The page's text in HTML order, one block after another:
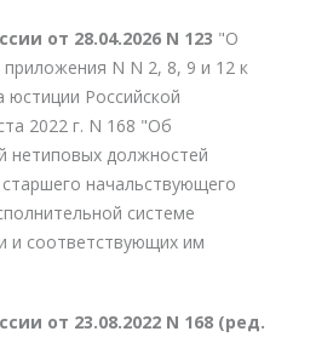
от 28.04.2026 N 123 "О
N N 2, 8, 9 и 12 к
юстиции Российской
2022 г. N 168 "Об
нетиповых должностей
начальствующего
системе
и соответствующих им
от 23.08.2022 N 168 (ред.